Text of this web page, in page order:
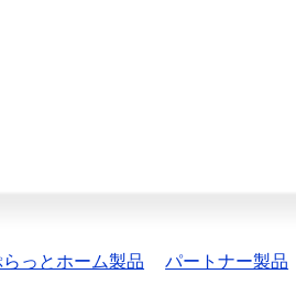
らっとホーム製品 パートナー製品